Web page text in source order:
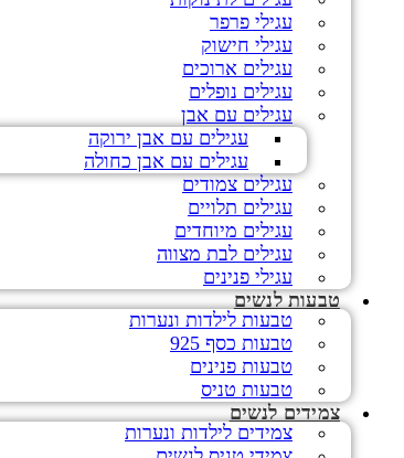
עגילי פרפר
עגילי חישוק
עגילים ארוכים
עגילים נופלים
עגילים עם אבן
עגילים עם אבן ירוקה
עגילים עם אבן כחולה
עגילים צמודים
עגילים תלויים
עגילים מיוחדים
עגילים לבת מצווה
עגילי פנינים
טבעות לנשים
טבעות לילדות ונערות
טבעות כסף 925
טבעות פנינים
טבעות טניס
צמידים לנשים
צמידים לילדות ונערות